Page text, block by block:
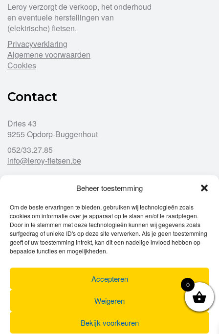
Beheer toestemming
Om de beste ervaringen te bieden, gebruiken wij technologieën zoals
cookies om informatie over je apparaat op te slaan en/of te raadplegen.
Door in te stemmen met deze technologieën kunnen wij gegevens zoals
surfgedrag of unieke ID's op deze site verwerken. Als je geen toestemming
geeft of uw toestemming intrekt, kan dit een nadelige invloed hebben op
bepaalde functies en mogelijkheden.
Accepteren
Weigeren
Bekijk voorkeuren
Leroy verzorgt de verkoop, het onderhoud
en eventuele herstellingen van
(elektrische) fietsen.
Privacyverklaring
Algemene voorwaarden
Cookies
Contact
Dries 43
9255 Opdorp-Buggenhout
052/33.27.85
info@leroy-fietsen.be
Openingsuren
Ma
gesloten
Di
9u – 12u
13u – 18u00
Wo
9u – 12u
13u – 18u00
Do
9u – 12u
13u – 18u00
Za
0